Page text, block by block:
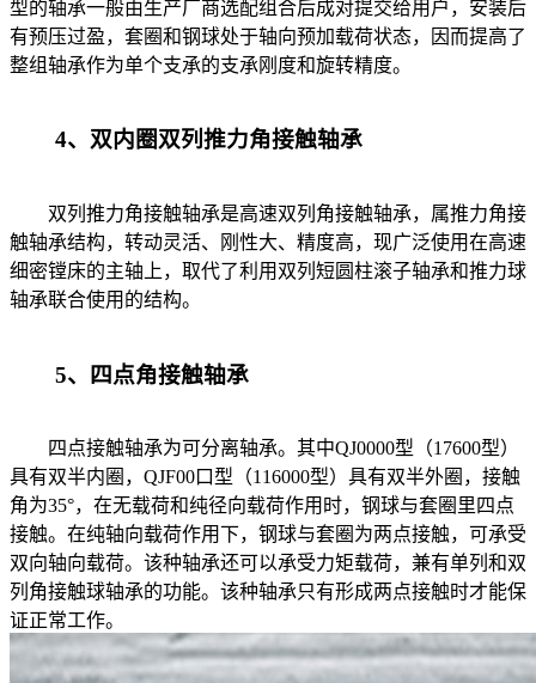
型的轴承一般由生产厂商选配组合后成对提交给用户，安装后
有预压过盈，套圈和钢球处于轴向预加载荷状态，因而提高了
整组轴承作为单个支承的支承刚度和旋转精度。
4、双内圈双列推力角接触轴承
双列推力角接触轴承是高速双列角接触轴承，属推力角接
触轴承结构，转动灵活、刚性大、精度高，现广泛使用在高速
细密镗床的主轴上，取代了利用双列短圆柱滚子轴承和推力球
轴承联合使用的结构。
5、四点角接触轴承
四点接触轴承为可分离轴承。其中QJ0000型（17600型）
具有双半内圈，QJF00口型（116000型）具有双半外圈，接触
角为35°，在无载荷和纯径向载荷作用时，钢球与套圈里四点
接触。在纯轴向载荷作用下，钢球与套圈为两点接触，可承受
双向轴向载荷。该种轴承还可以承受力矩载荷，兼有单列和双
列角接触球轴承的功能。该种轴承只有形成两点接触时才能保
证正常工作。